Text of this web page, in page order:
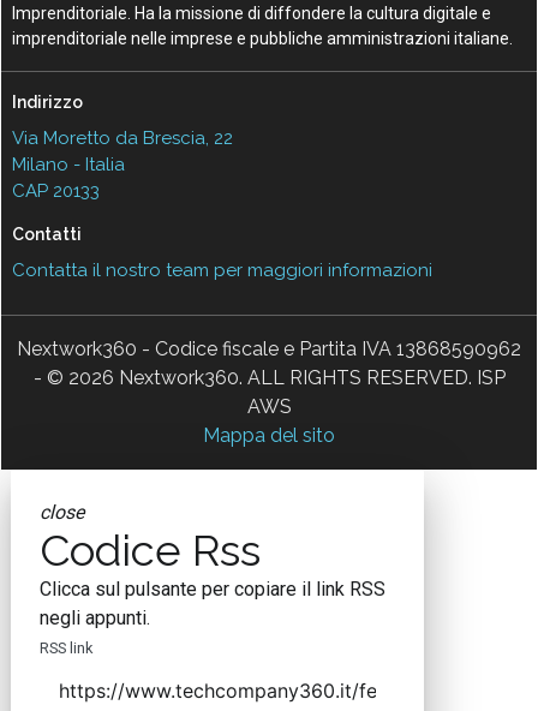
Imprenditoriale. Ha la missione di diffondere la cultura digitale e
imprenditoriale nelle imprese e pubbliche amministrazioni italiane.
Indirizzo
Via Moretto da Brescia, 22
Milano - Italia
CAP 20133
Contatti
Contatta il nostro team per maggiori informazioni
Nextwork360 - Codice fiscale e Partita IVA 13868590962
- © 2026 Nextwork360. ALL RIGHTS RESERVED. ISP
AWS
Mappa del sito
close
Codice Rss
Clicca sul pulsante per copiare il link RSS
negli appunti.
RSS link